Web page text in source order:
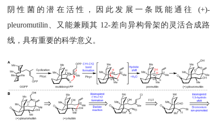
阴性菌的潜在活性，因此发展一条既能通往
(+)-
pleuromutilin 、又能兼顾其 12-差向异构骨架的灵活合成路
线，具有重要的科学意义。